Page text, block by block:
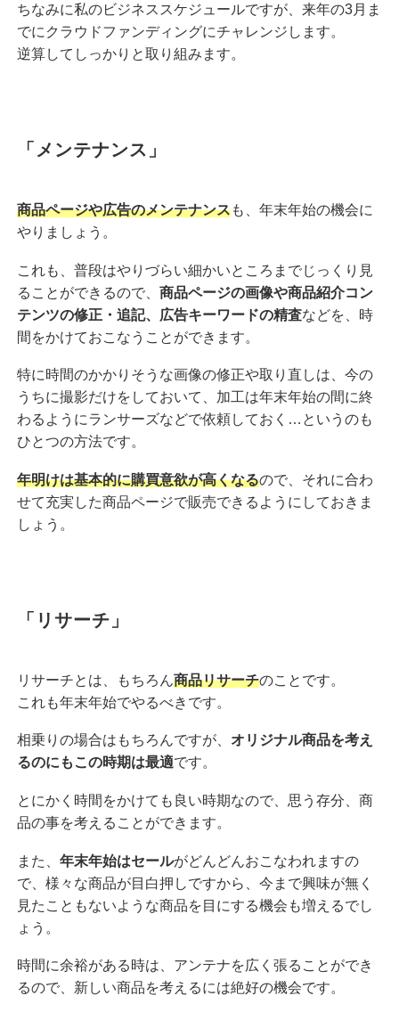
ちなみに私のビジネススケジュールですが、来年の3月ま
でにクラウドファンディングにチャレンジします。
逆算してしっかりと取り組みます。
「メンテナンス」
商品ページや広告のメンテナンスも、年末年始の機会に
やりましょう。
これも、普段はやりづらい細かいところまでじっくり見
ることができるので、 商品ページの画像や商品紹介コン
テンツの修正・追記、広告キーワードの精査などを、時
間をかけておこなうことができます。
特に時間のかかりそうな画像の修正や取り直しは、今の
うちに撮影だけをしておいて、加工は年末年始の間に終
わるようにランサーズなどで依頼しておく…というのも
ひとつの方法です。
年明けは基本的に購買意欲が高くなるので、それに合わ
せて充実した商品ページで販売できるようにしておきま
しょう。
「リサーチ」
リサーチとは、もちろん商品リサーチのことです。
これも年末年始でやるべきです。
相乗りの場合はもちろんですが、 オリジナル商品を考え
るのにもこの時期は最適です。
とにかく時間をかけても良い時期なので、思う存分、商
品の事を考えることができます。
また、 年末年始はセールがどんどんおこなわれますの
で、様々な商品が目白押しですから、今まで興味が無く
見たこともないような商品を目にする機会も増えるでし
ょう。
時間に余裕がある時は、アンテナを広く張ることができ
るので、新しい商品を考えるには絶好の機会です。